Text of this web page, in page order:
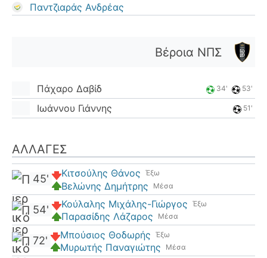
Παντζιαράς Ανδρέας
Βέροια ΝΠΣ
Πάχαρο Δαβίδ 34' 53'
Ιωάννου Γιάννης 51'
ΑΛΛΑΓΈΣ
Έξω
Κιτσούλης Θάνος
Μέσα
Βελώνης Δημήτρης
45'
Έξω
Κούλαλης Μιχάλης-Γιώργος
Μέσα
Παρασίδης Λάζαρος
54'
Έξω
Μπούσιος Θoδωρής
Μέσα
Μυρωτής Παναγιώτης
72'